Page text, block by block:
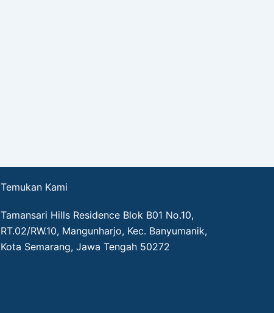
Temukan Kami
Tamansari Hills Residence Blok B01 No.10,
RT.02/RW.10, Mangunharjo, Kec. Banyumanik,
Kota Semarang, Jawa Tengah 50272